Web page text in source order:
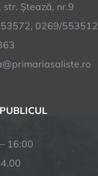
Ștează, nr.9
0269/553512
16:00